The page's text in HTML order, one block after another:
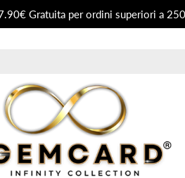
Gratuita per ordini superiori a